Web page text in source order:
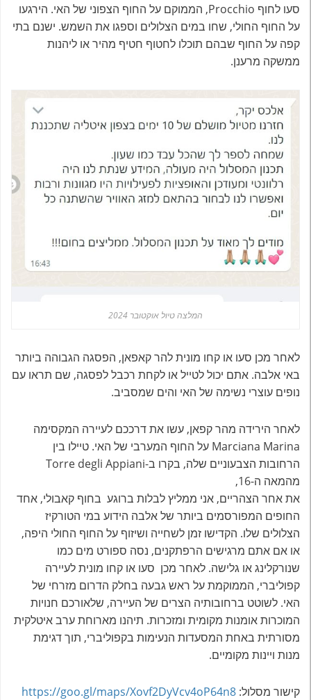
סעו לחוף Procchio, הממוקם על החוף הצפוני של האי. הירגעו
על החוף החולי, שחו במים הצלולים וספגו את השמש. ישנם בתי
קפה על החוף שבהם תוכלו לחטוף חטיף מהיר או ליהנות
ממשקה מרענן.
המלצה טיול אוקטובר 2024
לאחר מכן סעו או קחו מונית להר קאפאן, הפסגה הגבוהה ביותר
באי אלבה. אתם יכול לטייל או לקחת רכבל לפסגה, שם תראו עם
נופים עוצרי נשימה של האי והים שמסביב.
לאחר הירידה מהר קפאן, עשו את דרככם לעיירה המקסימה
Marciana Marina על החוף המערבי של האי. טיילו בין
הרחובות הצבעוניים שלה, בקרו ב-Torre degli Appiani
מהמאה ה-16,
את אחר הצהריים, אני ממליץ לבלות ברוגע בחוף קאבולי, אחד
החופים המפורסמים ביותר של אלבה הידוע במי הטורקיז
הצלולים שלו. הקדישו זמן לשחייה ושיזוף על החוף החולי היפה,
או אם אתם מרגישים הרפתקנים, נסה ספורט מים כמו
שנורקלינג או גלישה. לאחר מכן סעו או קחו מונית לעיירה
קפוליברי, הממוקמת על ראש גבעה בחלק הדרום מזרחי של
האי. לשוטט ברחובותיה הצרים של העיירה, שלאורכם חנויות
המוכרות אומנות מקומית ומזכרות. תיהנו מארוחת ערב איטלקית
מסורתית באחת המסעדות הנעימות בקפוליברי, תוך דגימת
מנות ויינות מקומיים.
קישור מסלול: https://goo.gl/maps/Xovf2DyVcv4oP64n8